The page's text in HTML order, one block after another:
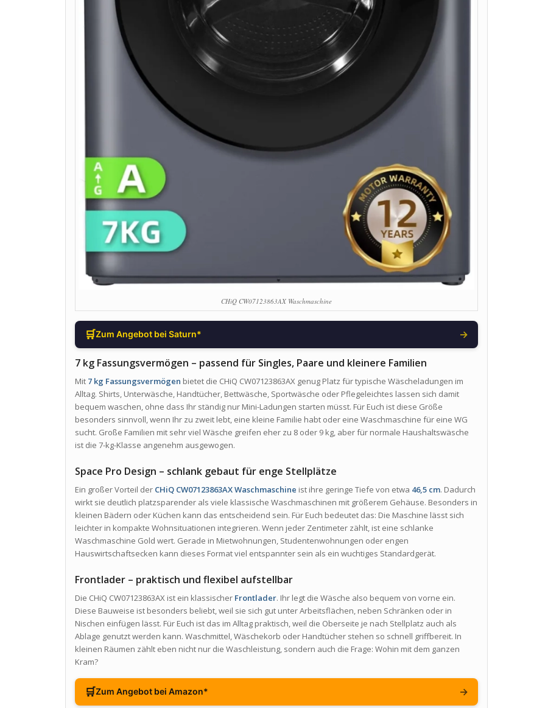
CHiQ CW07123863AX Waschmaschine
🛒Zum Angebot bei Saturn* →
7 kg Fassungsvermögen – passend für Singles, Paare und kleinere Familien
Mit 7 kg Fassungsvermögen bietet die CHiQ CW07123863AX genug Platz für typische Wäscheladungen im
Alltag. Shirts, Unterwäsche, Handtücher, Bettwäsche, Sportwäsche oder Pflegeleichtes lassen sich damit
bequem waschen, ohne dass Ihr ständig nur Mini-Ladungen starten müsst. Für Euch ist diese Größe
besonders sinnvoll, wenn Ihr zu zweit lebt, eine kleine Familie habt oder eine Waschmaschine für eine WG
sucht. Große Familien mit sehr viel Wäsche greifen eher zu 8 oder 9 kg, aber für normale Haushaltswäsche
ist die 7-kg-Klasse angenehm ausgewogen.
Space Pro Design – schlank gebaut für enge Stellplätze
Ein großer Vorteil der CHiQ CW07123863AX Waschmaschine ist ihre geringe Tiefe von etwa 46,5 cm. Dadurch
wirkt sie deutlich platzsparender als viele klassische Waschmaschinen mit größerem Gehäuse. Besonders in
kleinen Bädern oder Küchen kann das entscheidend sein. Für Euch bedeutet das: Die Maschine lässt sich
leichter in kompakte Wohnsituationen integrieren. Wenn jeder Zentimeter zählt, ist eine schlanke
Waschmaschine Gold wert. Gerade in Mietwohnungen, Studentenwohnungen oder engen
Hauswirtschaftsecken kann dieses Format viel entspannter sein als ein wuchtiges Standardgerät.
Frontlader – praktisch und flexibel aufstellbar
Die CHiQ CW07123863AX ist ein klassischer Frontlader. Ihr legt die Wäsche also bequem von vorne ein.
Diese Bauweise ist besonders beliebt, weil sie sich gut unter Arbeitsflächen, neben Schränken oder in
Nischen einfügen lässt. Für Euch ist das im Alltag praktisch, weil die Oberseite je nach Stellplatz auch als
Ablage genutzt werden kann. Waschmittel, Wäschekorb oder Handtücher stehen so schnell griffbereit. In
kleinen Räumen zählt eben nicht nur die Waschleistung, sondern auch die Frage: Wohin mit dem ganzen
Kram?
🛒Zum Angebot bei Amazon* →